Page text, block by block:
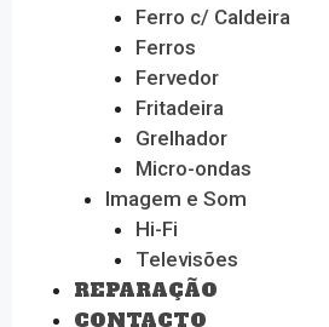
Ferro c/ Caldeira
Ferros
Fervedor
Fritadeira
Grelhador
Micro-ondas
Imagem e Som
Hi-Fi
Televisões
REPARAÇÃO
CONTACTO